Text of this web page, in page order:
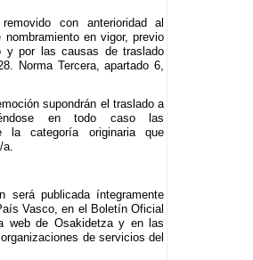
con anterioridad al
en vigor, previo
y por las causas de traslado
Norma Tercera, apartado 6,
supondrán el traslado a
en todo caso las
la categoría originaria que
a.
será publicada íntegramente
Vasco, en el Boletín Oficial
web de Osakidetza y en las
de servicios del